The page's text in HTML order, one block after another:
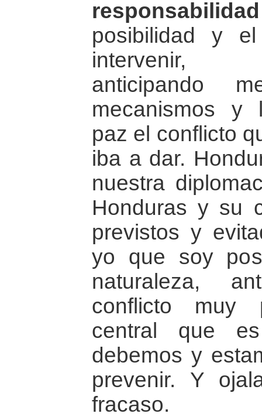
posibilidad y
intervenir,
anticipando
mecanismos y
paz el conflicto
iba a dar.
nuestra
Honduras y su
previstos y
yo que soy
naturaleza,
conflicto muy
central que
debemos y
prevenir. Y
fracaso.